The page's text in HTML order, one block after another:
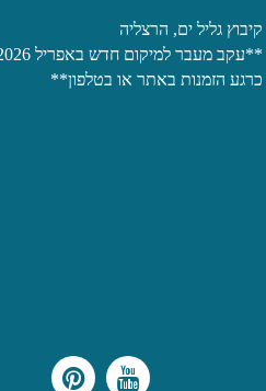
קיבוץ גליל ים, הרצליה
**עקב מעבר למיקום חדש באפריל 2026 – אין קבלת קהל.
כרגע הזמנות באתר או בטלפון**